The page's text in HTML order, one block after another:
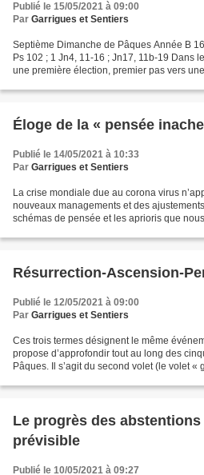
Publié le 15/05/2021 à 09:00
Par Garrigues et Sentiers
Septième Dimanche de Pâques Année B
Ps 102 ; 1 Jn4, 11-16 ; Jn17, 11b-19 Dans
une première élection, premier pas vers
Éloge de la « pensée
Publié le 14/05/2021 à 10:33
Par Garrigues et Sentiers
La crise mondiale due au corona virus
nouveaux managements et des
schémas de pensée et les aprioris que
Résurrection-Ascension-
Publié le 12/05/2021 à 09:00
Par Garrigues et Sentiers
Ces trois termes désignent le même
propose d’approfondir tout au long des
Pâques. Il s’agit du second volet (le volet
Le progrès des
prévisible
Publié le 10/05/2021 à 09:27